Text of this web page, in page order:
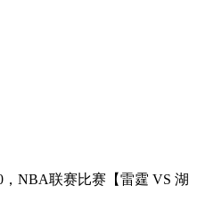
NBA联赛比赛【雷霆 VS 湖